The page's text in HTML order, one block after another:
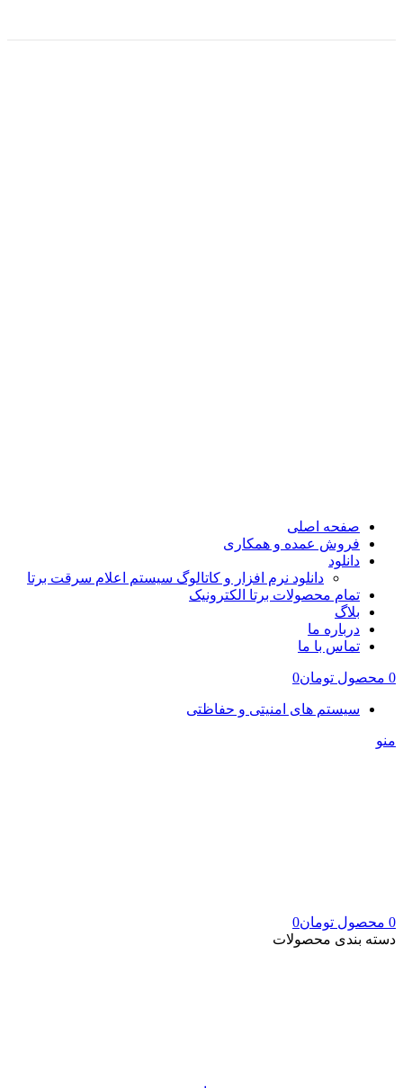
صفحه اصلی
فروش عمده و همکاری
دانلود
دانلود نرم افزار و کاتالوگ سیستم اعلام سرقت برتا
تمام محصولات برتا الکترونیک
بلاگ
درباره ما
تماس با ما
0 محصول تومان0
سیستم های امنیتی و حفاظتی
منو
0 محصول تومان0
دسته بندی محصولات